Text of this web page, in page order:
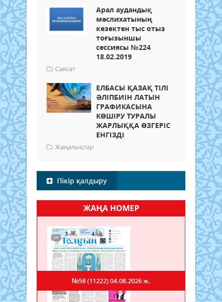
Арал аудандық
мәслихатының
кезектен тыс отыз
тоғызыншы
сессиясы №224
18.02.2019
Саясат
ЕЛБАСЫ ҚАЗАҚ ТІЛІ
ӘЛІПБИІН ЛАТЫН
ГРАФИКАСЫНА
КӨШІРУ ТУРАЛЫ
ЖАРЛЫҚҚА ӨЗГЕРІС
ЕНГІЗДІ
Жаңалықтар
Пікір қалдыру
ЖАҢА НОМЕР
№58 (11222)04.08.2026 ж.